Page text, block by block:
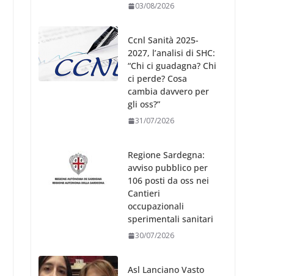
03/08/2026
Ccnl Sanità 2025-
2027, l’analisi di SHC:
“Chi ci guadagna? Chi
ci perde? Cosa
cambia davvero per
gli oss?”
31/07/2026
Regione Sardegna:
avviso pubblico per
106 posti da oss nei
Cantieri
occupazionali
sperimentali sanitari
30/07/2026
Asl Lanciano Vasto